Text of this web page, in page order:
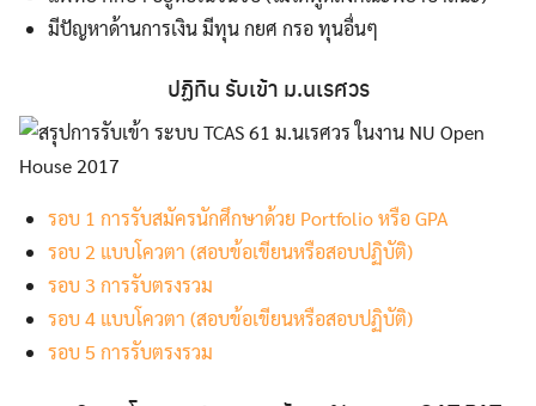
มีปัญหาด้านการเงิน มีทุน กยศ กรอ ทุนอื่นๆ
ปฏิทิน รับเข้า ม.นเรศวร
รอบ 1 การรับสมัครนักศึกษาด้วย Portfolio หรือ GPA
รอบ 2 แบบโควตา (สอบข้อเขียนหรือสอบปฏิบัติ)
รอบ 3 การรับตรงรวม
รอบ 4 แบบโควตา (สอบข้อเขียนหรือสอบปฏิบัติ)
รอบ 5 การรับตรงรวม